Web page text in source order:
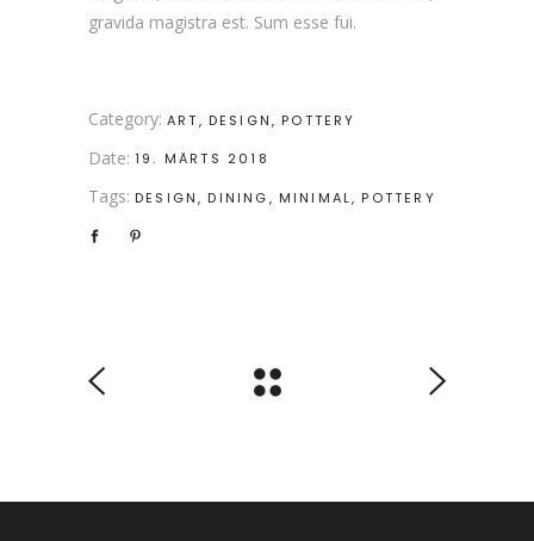
gravida magistra est. Sum esse fui.
Category: ART DESIGN POTTERY
Date: 19. MÄRTS 2018
Tags: DESIGN DINING MINIMAL POTTERY